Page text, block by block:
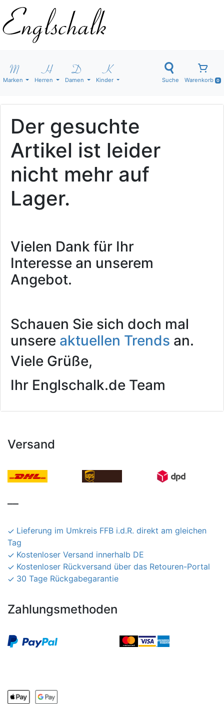
Marken Herren Damen Kinder Suche Warenkorb 0
Der gesuchte
Artikel ist leider
nicht mehr auf
Lager.
Vielen Dank für Ihr
Interesse an unserem
Angebot.
Schauen Sie sich doch mal
unsere aktuellen Trends an.
Viele Grüße,
Ihr Englschalk.de Team
Versand
Lieferung im Umkreis FFB i.d.R. direkt am gleichen
Tag
Kostenloser Versand innerhalb DE
Kostenloser Rückversand über das Retouren-Portal
30 Tage Rückgabegarantie
Zahlungsmethoden